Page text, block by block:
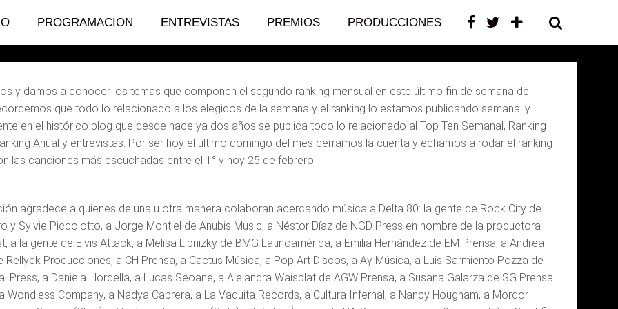
PROGRAMACION ENTREVISTAS PREMIOS PRODUCCIONES CONTACTO
de Delta 80
y damos a conocer los temas que componen el segundo ranking mensual en este último fin de semana de
que todo lo relacionado a los elegidos de la semana y el ranking lo estamos publicando semanal y
en el histórico blog que desde hace ya dos años se publica todo lo relacionado al Top Ten Semanal, Ranking
Anual y entrevistas. Por ser hoy el último domingo del mes cerramos la cuenta y echamos a rodar el ranking
las canciones más escuchadas entre el 1° y hoy 25 de febrero.
agradece a quienes de una u otra manera colaboran acercando música a Delta 80: la gente de Rock City de
y Sylvie Piccolotto, a Jorge Montiel de Anubis Music, a Néstor Díaz de NGD Press en nombre de la productora
a la gente de Elvis Attack, a Melisa Lipnizky de BMG Latinoamérica, a Emilia Hernández de EM Prensa, a Andrea
Rellyck Producciones, a CH Prensa, a Cactus Música, a Pop Art Discos, a Ay Música, a Luis Sarmiento Pozza de
Press, a Daniela Llordella, a Lucas Seoane, a Alejandra Waisblat de AGW Prensa, a Susana Galarza de SG Prensa
Wondless Company, a Nadya Cabrera, a La Vaquita Records, a Cultura Infernal, a Nancy Hougham, a Mordor